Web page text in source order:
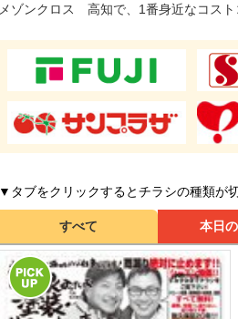
メゾンクロス 高知で、1番身近なコスト
▼タブをクリックするとチラシの種類が
すべて 本日